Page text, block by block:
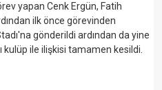
yapan Cenk Ergün, Fatih
ilk önce görevinden
gönderildi ardından da yine
kulüp ile ilişkisi tamamen kesildi.